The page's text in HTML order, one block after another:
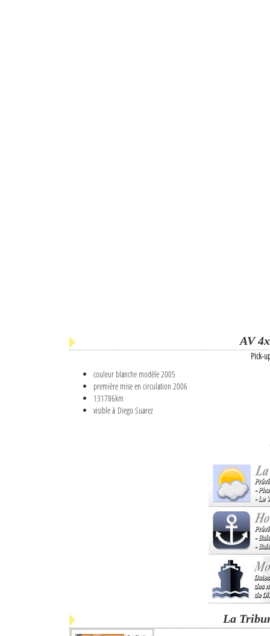
AV
Pick-
couleur blanche modèle 2005
première mise en circulation 2006
131786km
visible à Diego Suarez
La